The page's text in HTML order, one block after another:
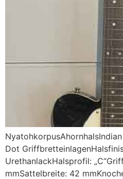
Dot
UrethanlackHalsprofil:
mmSattelbreite: 42